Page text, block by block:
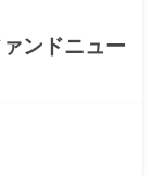
ンドニュー